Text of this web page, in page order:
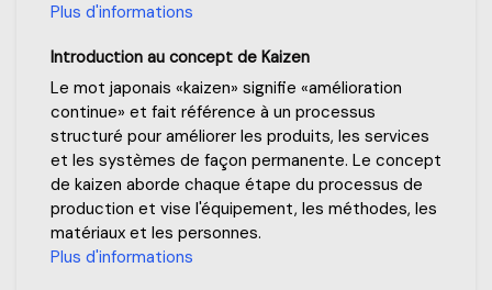
Plus d'informations
Introduction au concept de Kaizen
Le mot japonais «kaizen» signifie «amélioration
continue» et fait référence à un processus
structuré pour améliorer les produits, les services
et les systèmes de façon permanente. Le concept
de kaizen aborde chaque étape du processus de
production et vise l'équipement, les méthodes, les
matériaux et les personnes.
Plus d'informations